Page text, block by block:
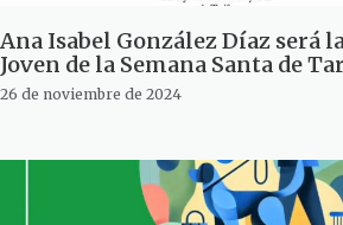
Ana Isabel González Díaz será
Joven de la Semana Santa de
26 de noviembre de 2024